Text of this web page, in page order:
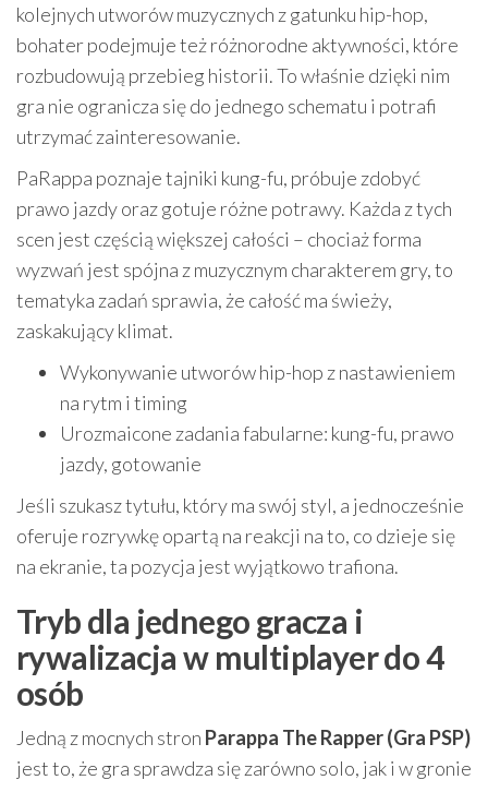
kolejnych utworów muzycznych z gatunku hip-hop,
bohater podejmuje też różnorodne aktywności, które
rozbudowują przebieg historii. To właśnie dzięki nim
gra nie ogranicza się do jednego schematu i potrafi
utrzymać zainteresowanie.
PaRappa poznaje tajniki kung-fu, próbuje zdobyć
prawo jazdy oraz gotuje różne potrawy. Każda z tych
scen jest częścią większej całości – chociaż forma
wyzwań jest spójna z muzycznym charakterem gry, to
tematyka zadań sprawia, że całość ma świeży,
zaskakujący klimat.
Wykonywanie utworów hip-hop z nastawieniem
na rytm i timing
Urozmaicone zadania fabularne: kung-fu, prawo
jazdy, gotowanie
Jeśli szukasz tytułu, który ma swój styl, a jednocześnie
oferuje rozrywkę opartą na reakcji na to, co dzieje się
na ekranie, ta pozycja jest wyjątkowo trafiona.
Tryb dla jednego gracza i
rywalizacja w multiplayer do 4
osób
Jedną z mocnych stron Parappa The Rapper (Gra PSP)
jest to, że gra sprawdza się zarówno solo, jak i w gronie